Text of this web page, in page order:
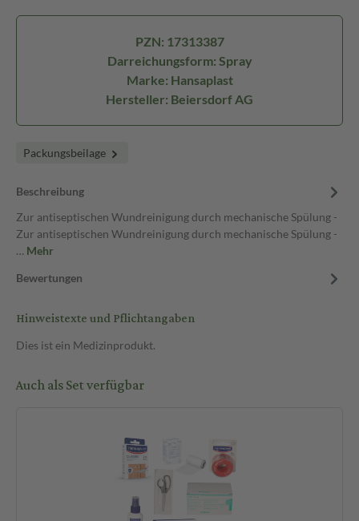
PZN: 17313387
Darreichungsform: Spray
Marke: Hansaplast
Hersteller: Beiersdorf AG
Packungsbeilage
Beschreibung
Zur antiseptischen Wundreinigung durch mechanische Spülung -
Zur antiseptischen Wundreinigung durch mechanische Spülung -
… Mehr
Bewertungen
Hinweistexte und Pflichtangaben
Dies ist ein Medizinprodukt.
Auch als Set verfügbar